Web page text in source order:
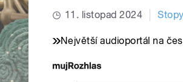
11. listopad 2024
Největší audioportál na